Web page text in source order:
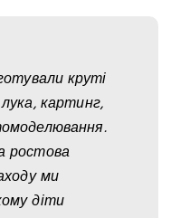
круті
картинг,
ростова
ми
діти